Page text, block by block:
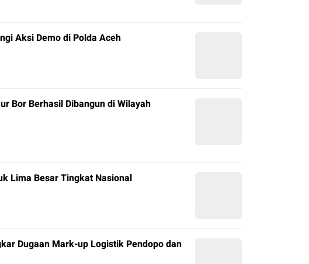
Aksi Demo di Polda Aceh
Bor Berhasil Dibangun di Wilayah
Lima Besar Tingkat Nasional
Dugaan Mark-up Logistik Pendopo dan